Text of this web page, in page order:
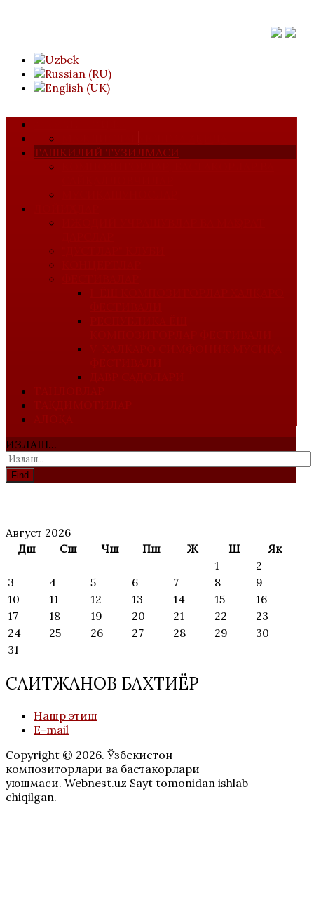
ТАШКИЛИЙ ТУЗИЛМАСИ
ИЗЛАШ...
Find
Август 2026
Дш
Сш Чш Пш Ж Ш
Як
1
2
3
4 5 6 7 8
9
10
11 12 13 14 15
16
17
18 19 20 21 22
23
24
25 26 27 28 29
30
31
САИТЖАНОВ БАХТИЁР
Нашр этиш
E-mail
Copyright © 2026. Ўзбекистон
композиторлари ва бастакорлари
уюшмаси. Webnest.uz Sayt tomonidan ishlab
chiqilgan.